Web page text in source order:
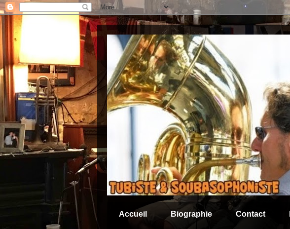
Accueil Biographie Contact